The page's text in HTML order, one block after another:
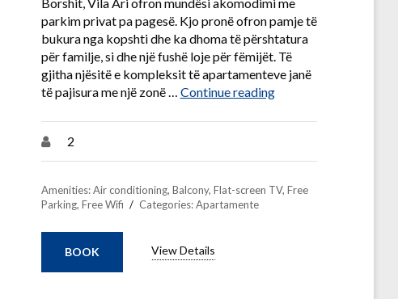
parkim privat pa pagesë. Kjo pronë ofron pamje të
bukura nga kopshti dhe ka dhoma të përshtatura
për familje, si dhe një fushë loje për fëmijët. Të
gjitha njësitë e kompleksit të apartamenteve janë
të pajisura me një zonë … Continue reading“Vila Ari Borsh”
2
Amenities: Air conditioning, Balcony, Flat-screen TV, Free
Parking, Free Wifi Categories: Apartamente
View Details
BOOK